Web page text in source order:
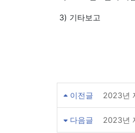
3) 기타보고
이전글 2023년
다음글 2023년